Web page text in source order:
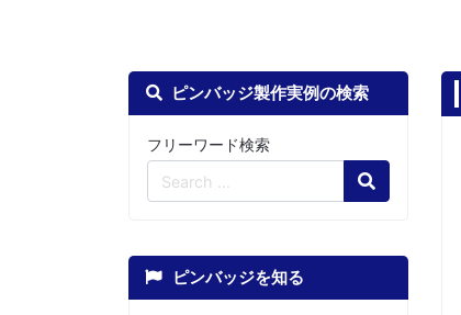
ピンバッジ製作実例の検索
フリーワード検索
Search
ピンバッジを知る